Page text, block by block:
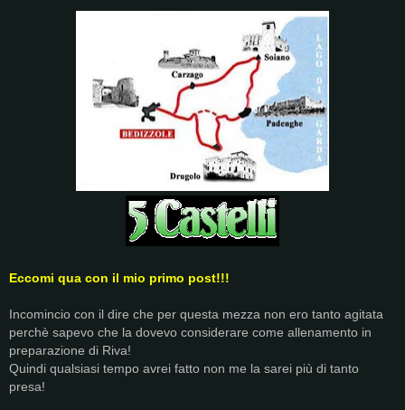
Eccomi qua con il mio primo post!!!
Incomincio con il dire che per questa mezza non ero tanto agitata
perchè sapevo che la dovevo considerare come allenamento in
preparazione di Riva!
Quindi qualsiasi tempo avrei fatto non me la sarei più di tanto
presa!